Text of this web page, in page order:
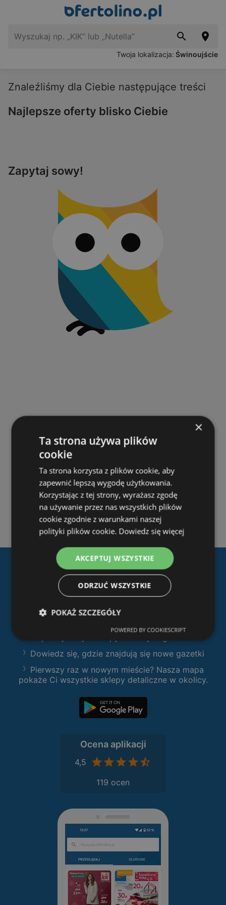
Twoja lokalizacja: Świnoujście
Znaleźliśmy dla Ciebie następujące treści
Najlepsze oferty blisko Ciebie
Zapytaj sowy!
Pobierz naszą aplikację
Ofertolino.pl
Filtruj sklepy według kategorii i przeglądaj
Dowiedz się, gdzie znajdują się nowe gazetki
Pierwszy raz w nowym mieście? Nasza mapa
pokaże Ci wszystkie sklepy detaliczne w okolicy.
Ocena aplikacji
4,5
119 ocen
×
Ta strona używa plików
cookie
Ta strona korzysta z plików cookie, aby
zapewnić lepszą wygodę użytkowania.
Korzystając z tej strony, wyrażasz zgodę
na używanie przez nas wszystkich plików
cookie zgodnie z warunkami naszej
polityki plików cookie. Dowiedz się więcej
AKCEPTUJ WSZYSTKIE
ODRZUĆ WSZYSTKIE
POKAŻ SZCZEGÓŁY
POWERED BY COOKIESCRIPT